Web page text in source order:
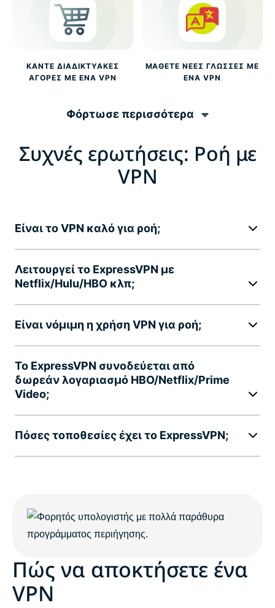
ΚΆΝΤΕ ΔΙΑΔΙΚΤΥΑΚΈΣ
ΑΓΟΡΈΣ ΜΕ ΈΝΑ VPN
ΜΆΘΕΤΕ ΝΈΕΣ ΓΛΏΣΣΕΣ ΜΕ
ΈΝΑ VPN
Φόρτωσε περισσότερα
Συχνές ερωτήσεις: Ροή με
VPN
Είναι το VPN καλό για ροή;
Λειτουργεί το ExpressVPN με
Netflix/Hulu/HBO κλπ;
Είναι νόμιμη η χρήση VPN για ροή;
Το ExpressVPN συνοδεύεται από
δωρεάν λογαριασμό HBO/Netflix/Prime
Video;
Πόσες τοποθεσίες έχει το ExpressVPN;
Πώς να αποκτήσετε ένα
VPN